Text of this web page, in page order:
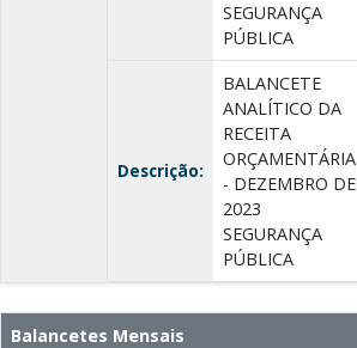
SEGURANÇA
PÚBLICA
Descrição:
BALANCETE
ANALÍTICO DA
RECEITA
ORÇAMENTÁRIA
- DEZEMBRO DE
2023
SEGURANÇA
PÚBLICA
Balancetes Mensais